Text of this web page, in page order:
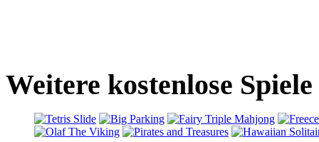
Weitere kostenlose